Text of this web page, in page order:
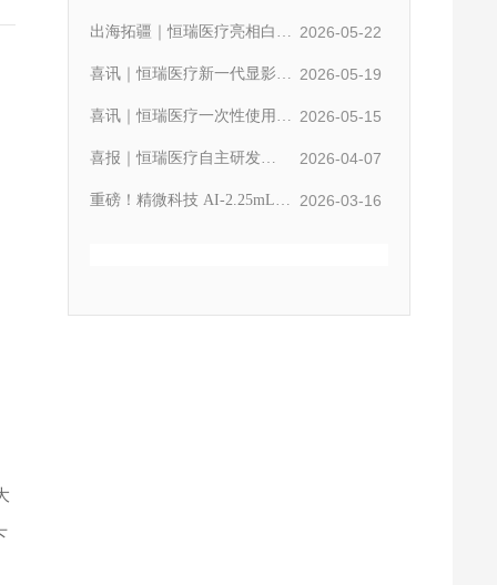
疗与北京潞河医院共建高端医
出海拓疆｜恒瑞医疗亮相白俄
罗斯国际医疗展，深耕欧亚国
2026-05-22
喜讯｜恒瑞医疗新一代显影微
球获国家医疗器械注册证
2026-05-19
喜讯｜恒瑞医疗一次性使用静
脉双腔插管获国家注册证
2026-05-15
喜报｜恒瑞医疗自主研发
ImageMate® CT-Pro系列获欧
2026-04-07
重磅！精微科技 AI-2.25mL注
2026-03-16